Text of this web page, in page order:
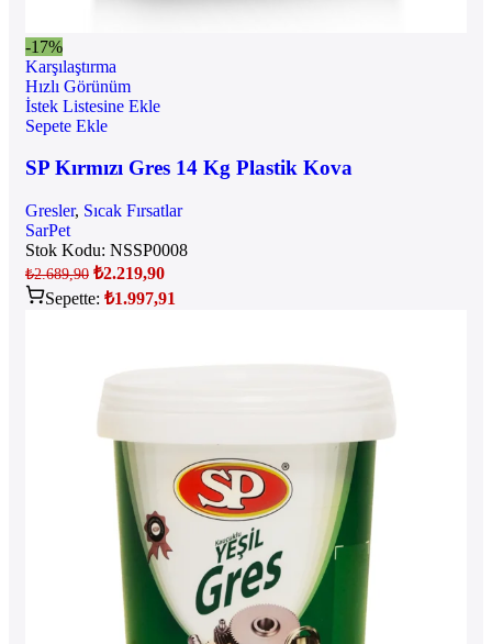
-17%
Karşılaştırma
Hızlı Görünüm
İstek Listesine Ekle
Sepete Ekle
SP Kırmızı Gres 14 Kg Plastik Kova
Gresler, Sıcak Fırsatlar
SarPet
Stok Kodu: NSSP0008
₺2.689,90 ₺2.219,90
Sepette: ₺1.997,91